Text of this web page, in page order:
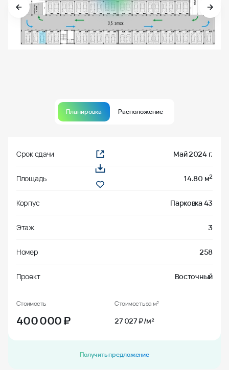
Планировка Расположение
Срок сдачи Май 2024 г.
Площадь 14.80 м2
Корпус Парковка 43
Этаж 3
Номер 258
Проект Восточный
Стоимость
400 000₽
Стоимость за м²
27 027 ₽/м²
Получить предложение